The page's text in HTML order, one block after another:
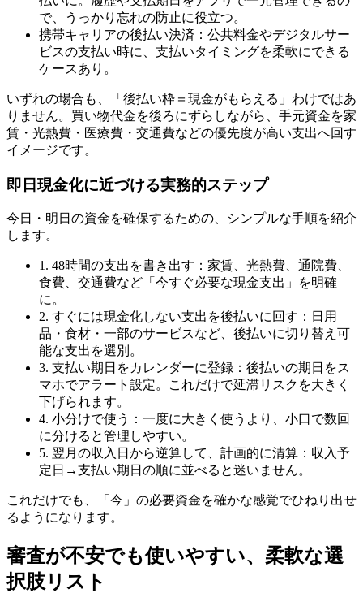
で、うっかり忘れの防止に役立つ。
携帯キャリアの後払い決済：公共料金やデジタルサー
ビスの支払い時に、支払いタイミングを柔軟にできる
ケースあり。
いずれの場合も、「後払い枠＝現金がもらえる」わけではあ
りません。買い物代金を後ろにずらしながら、手元資金を家
賃・光熱費・医療費・交通費などの優先度が高い支出へ回す
イメージです。
即日現金化に近づける実務的ステップ
今日・明日の資金を確保するための、シンプルな手順を紹介
します。
1. 48時間の支出を書き出す：家賃、光熱費、通院費、
食費、交通費など「今すぐ必要な現金支出」を明確
に。
2. すぐには現金化しない支出を後払いに回す：日用
品・食材・一部のサービスなど、後払いに切り替え可
能な支出を選別。
3. 支払い期日をカレンダーに登録：後払いの期日をス
マホでアラート設定。これだけで延滞リスクを大きく
下げられます。
4. 小分けで使う：一度に大きく使うより、小口で数回
に分けると管理しやすい。
5. 翌月の収入日から逆算して、計画的に清算：収入予
定日→支払い期日の順に並べると迷いません。
これだけでも、「今」の必要資金を確かな感覚でひねり出せ
るようになります。
審査が不安でも使いやすい、柔軟な選
択肢リスト